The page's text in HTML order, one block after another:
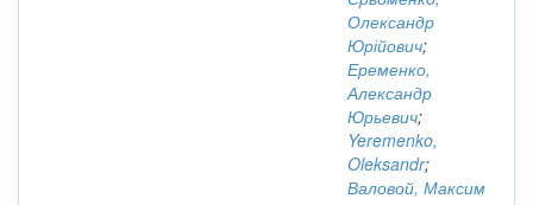
Олександр
Юрійович;
Еременко,
Александр
Юрьевич;
Yeremenko,
Oleksandr;
Валовой, Максим